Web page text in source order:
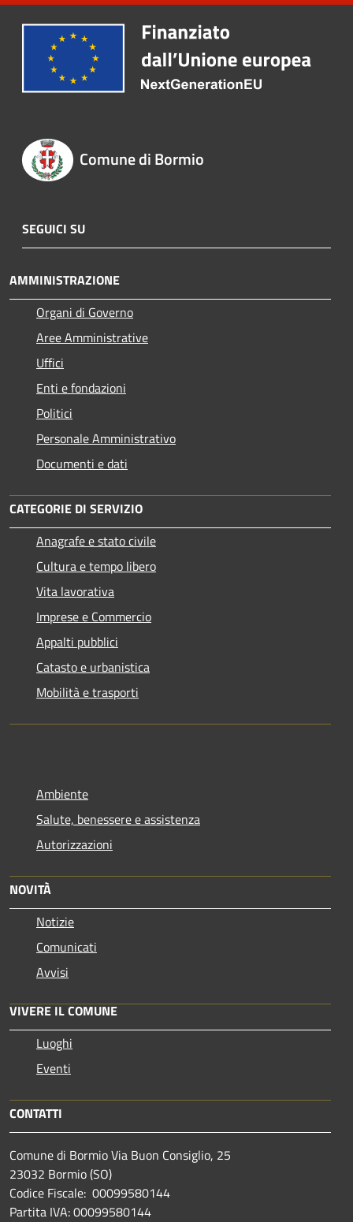
Comune di Bormio
SEGUICI SU
AMMINISTRAZIONE
Organi di Governo
Aree Amministrative
Uffici
Enti e fondazioni
Politici
Personale Amministrativo
Documenti e dati
CATEGORIE DI SERVIZIO
Anagrafe e stato civile
Cultura e tempo libero
Vita lavorativa
Imprese e Commercio
Appalti pubblici
Catasto e urbanistica
Mobilità e trasporti
Ambiente
Salute, benessere e assistenza
Autorizzazioni
NOVITÀ
Notizie
Comunicati
Avvisi
VIVERE IL COMUNE
Luoghi
Eventi
CONTATTI
Comune di Bormio Via Buon Consiglio, 25
23032 Bormio (SO)
Codice Fiscale: 00099580144
Partita IVA: 00099580144